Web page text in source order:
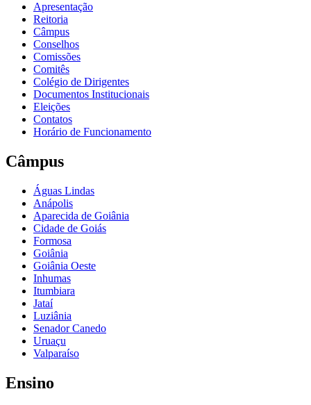
Apresentação
Reitoria
Câmpus
Conselhos
Comissões
Comitês
Colégio de Dirigentes
Documentos Institucionais
Eleições
Contatos
Horário de Funcionamento
Câmpus
Águas Lindas
Anápolis
Aparecida de Goiânia
Cidade de Goiás
Formosa
Goiânia
Goiânia Oeste
Inhumas
Itumbiara
Jataí
Luziânia
Senador Canedo
Uruaçu
Valparaíso
Ensino